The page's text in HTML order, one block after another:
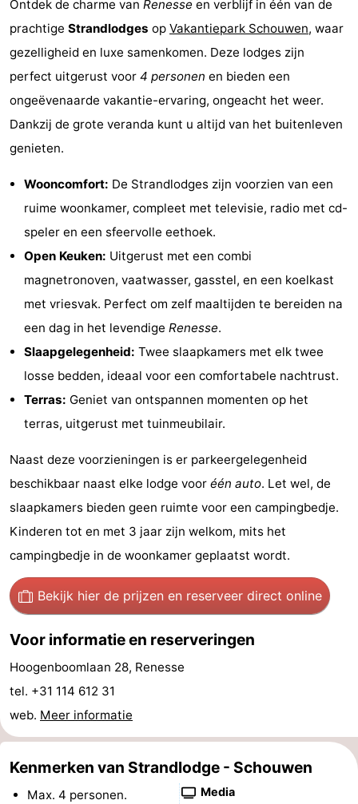
breakfasts)
Vakantiehuizen
Buitenheem
-
Oase
Duinoord
Ginsterveld
Livingstone
Port
Greve
Port
't
Hof
van
Haamstede
Schouwen
-
Schouwse
Valleien
Soeten
Haert
-
Wijde
Blick
-
Zeeland
Village
-
Zeeuwse
-
’t
Hof
Last
minutes
Strand
Ontdek de charme van Renesse en verblijf in één van de
prachtige Strandlodges op Vakantiepark Schouwen, waar
gezelligheid en luxe samenkomen. Deze lodges zijn
perfect uitgerust voor 4 personen en bieden een
ongeëvenaarde vakantie-ervaring, ongeacht het weer.
Dankzij de grote veranda kunt u altijd van het buitenleven
genieten.
Wooncomfort: De Strandlodges zijn voorzien van een
ruime woonkamer, compleet met televisie, radio met cd-
speler en een sfeervolle eethoek.
Open Keuken: Uitgerust met een combi
magnetronoven, vaatwasser, gasstel, en een koelkast
met vriesvak. Perfect om zelf maaltijden te bereiden na
een dag in het levendige Renesse.
Slaapgelegenheid: Twee slaapkamers met elk twee
losse bedden, ideaal voor een comfortabele nachtrust.
Terras: Geniet van ontspannen momenten op het
terras, uitgerust met tuinmeubilair.
Naast deze voorzieningen is er parkeergelegenheid
beschikbaar naast elke lodge voor één auto. Let wel, de
slaapkamers bieden geen ruimte voor een campingbedje.
Kinderen tot en met 3 jaar zijn welkom, mits het
campingbedje in de woonkamer geplaatst wordt.
Bekijk hier de prijzen en reserveer direct online
Voor informatie en reserveringen
Hoogenboomlaan 28, Renesse
tel. +31 114 612 31
web. Meer informatie
Kenmerken van Strandlodge - Schouwen
Max. 4 personen.
Media